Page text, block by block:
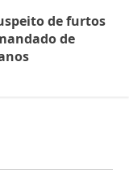
de furtos
de